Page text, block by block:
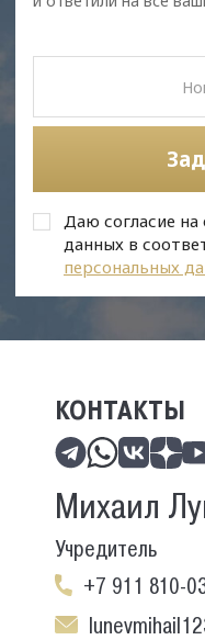
Даю согласие
данных в
персональных
КОНТАКТЫ
Михаил
Учредитель
+7 911 810-